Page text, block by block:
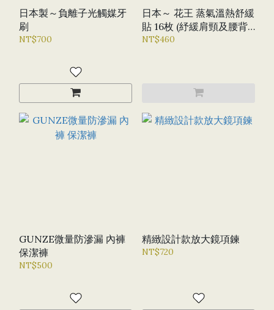
日本製～負離子光觸媒牙
刷
NT$700
日本～ 花王 蒸氣溫熱舒緩
貼 16枚 (紓緩肩頸及腰背
酸痛) 無香味
NT$460
GUNZE微量防滲漏 內褲
保潔褲
NT$500
精緻設計款放大鏡項鍊
NT$720